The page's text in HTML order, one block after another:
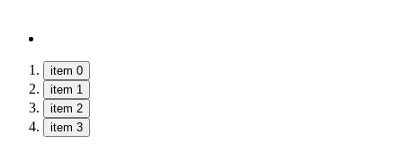
item 0
item 1
item 2
item 3